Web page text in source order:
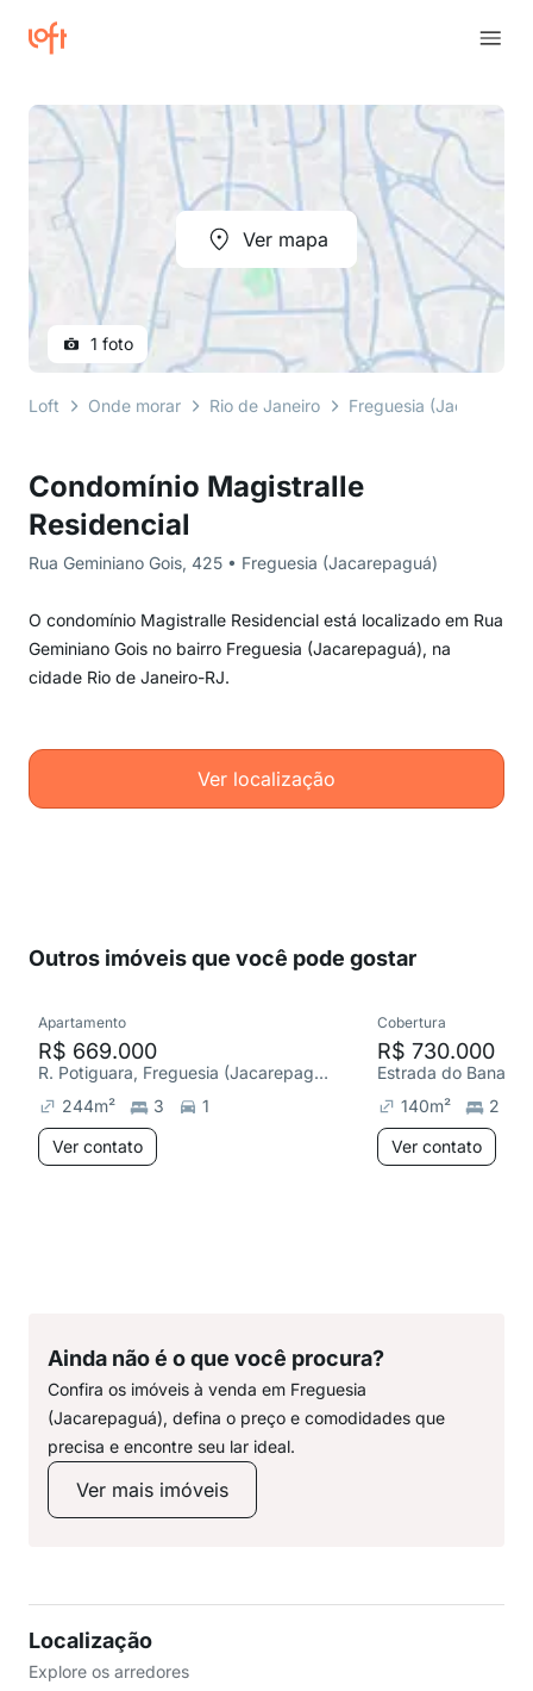
Condomínio Magistralle
Residencial
Rua Geminiano Gois, 425 • Freguesia (Jacarepaguá)
O condomínio Magistralle Residencial está localizado em Rua
Geminiano Gois no bairro Freguesia (Jacarepaguá), na
cidade Rio de Janeiro-RJ.
Ver localização
Ver mapa
1 foto
Loft Onde morar Rio de Janeiro Freguesia
Outros imóveis que você pode gostar
Apartamento
R$ 669.000
R. Potiguara, Freguesia (Jacarepaguá)
244m² 3
1
Ver contato
Cobertura
R$ 730.000
140m²
2
Ver contato
Ainda não é o que você procura?
Confira os imóveis à venda em Freguesia
(Jacarepaguá), defina o preço e comodidades que
precisa e encontre seu lar ideal.
Ver mais imóveis
Localização
Explore os arredores